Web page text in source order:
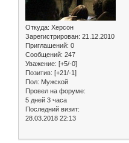
Откуда: Херсон
Зарегистрирован: 21.12.2010
Приглашений: 0
Сообщений: 247
Уважение: [+5/-0]
Позитив: [+21/-1]
Пол: Мужской
Провел на форуме:
5 дней 3 часа
Последний визит:
28.03.2018 22:13